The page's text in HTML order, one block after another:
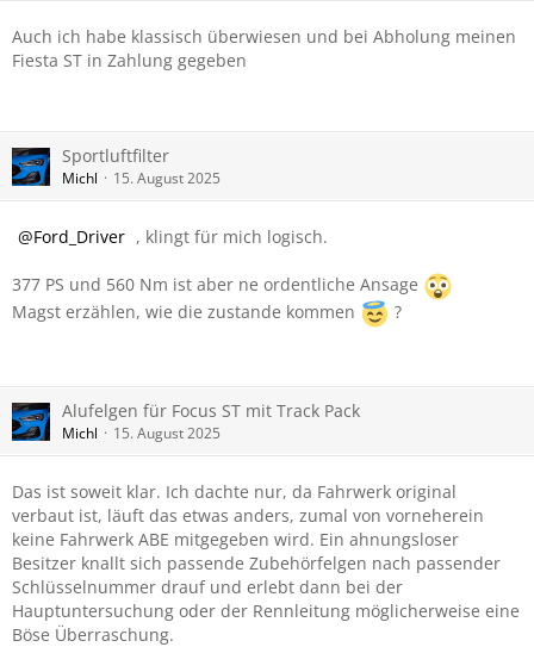
Auch ich habe klassisch überwiesen und bei Abholung meinen
Fiesta ST in Zahlung gegeben
Sportluftfilter
Michl 15. August 2025
Ford_Driver , klingt für mich logisch.
377 PS und 560 Nm ist aber ne ordentliche Ansage
Magst erzählen, wie die zustande kommen
?
Alufelgen für Focus ST mit Track Pack
Michl 15. August 2025
Das ist soweit klar. Ich dachte nur, da Fahrwerk original
verbaut ist, läuft das etwas anders, zumal von vorneherein
keine Fahrwerk ABE mitgegeben wird. Ein ahnungsloser
Besitzer knallt sich passende Zubehörfelgen nach passender
Schlüsselnummer drauf und erlebt dann bei der
Hauptuntersuchung oder der Rennleitung möglicherweise eine
Böse Überraschung.